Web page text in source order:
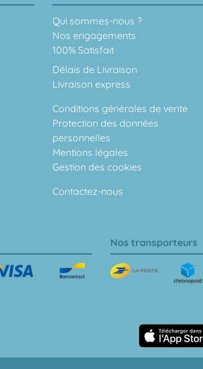
Qui sommes-nous ?
Nos engagements
100% Satisfait
Délais de Livraison
Livraison express
Conditions générales de vente
Protection des données
personnelles
Mentions légales
Gestion des cookies
Contactez-nous
Nos transporteurs